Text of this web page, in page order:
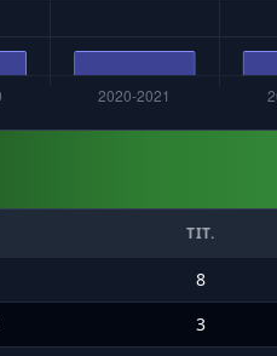
TIT.
8
3